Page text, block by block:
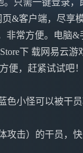
只需一键登录，
&客户端，尽享
非常方便。电脑&
下 载网易云游
便，赶紧试试吧！
色小怪可以被干
攻击）的干员，